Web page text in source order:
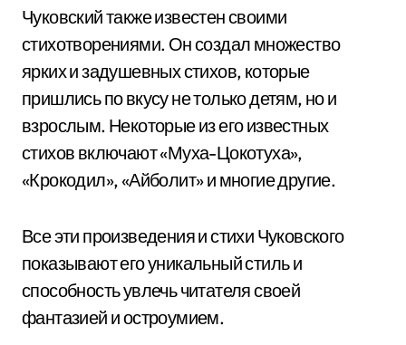
Чуковский также известен своими
стихотворениями. Он создал множество
ярких и задушевных стихов, которые
пришлись по вкусу не только детям, но и
взрослым. Некоторые из его известных
стихов включают «Муха-Цокотуха»,
«Крокодил», «Айболит» и многие другие.
Все эти произведения и стихи Чуковского
показывают его уникальный стиль и
способность увлечь читателя своей
фантазией и остроумием.